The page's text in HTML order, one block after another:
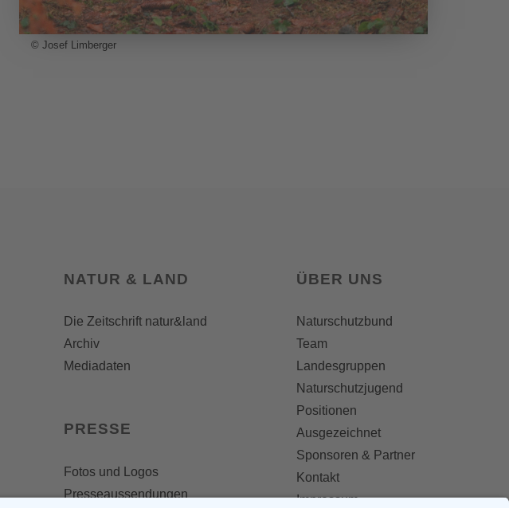
© Josef Limberger
NATUR & LAND
Die Zeitschrift natur&land
Archiv
Mediadaten
PRESSE
Fotos und Logos
Presseaussendungen
ÜBER UNS
Naturschutzbund
Team
Landesgruppen
Naturschutzjugend
Positionen
Ausgezeichnet
Sponsoren & Partner
Kontakt
Impressum